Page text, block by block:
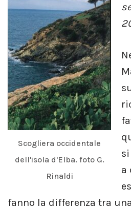
Scogliera occidentale
dell'isola d'Elba. foto G.
Rinaldi
a
fanno la differenza tra